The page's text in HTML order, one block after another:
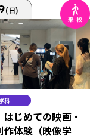
(日)
科
はじめての映画・
作体験（映像学